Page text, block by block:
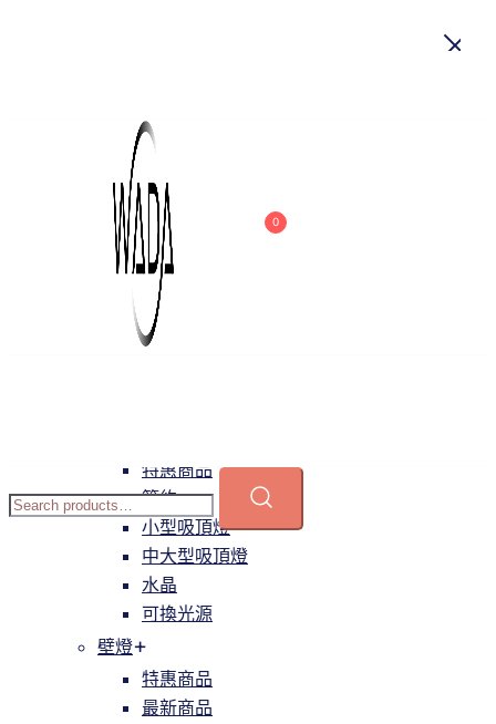
0
吊燈
特惠商品
小型吊燈
中大型吊燈
長形吊燈
特惠商品
簡約
小型吸頂燈
中大型吸頂燈
水晶
可換光源
壁燈
特惠商品
最新商品